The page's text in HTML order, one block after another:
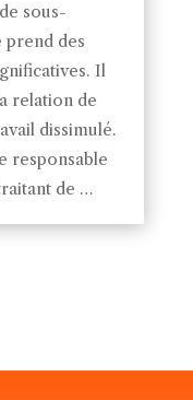
sous-
prend des
Il
relation de
dissimulé.
responsable
de …